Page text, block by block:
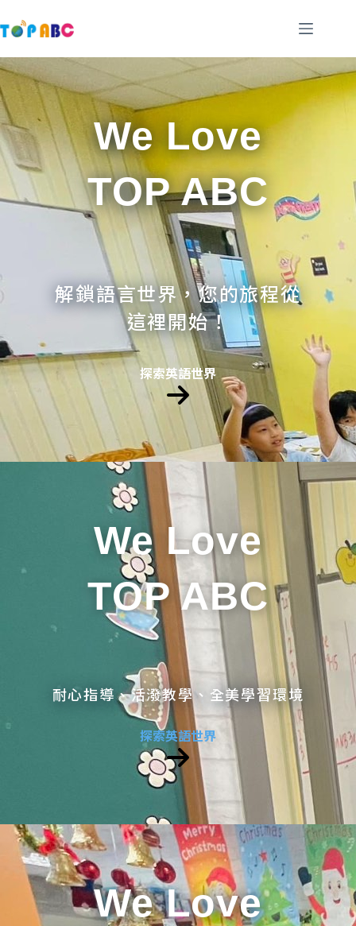
至
要
內
容
We Love
TOP ABC
解鎖語言世界，您的旅程從
這裡開始！
探索英語世界
We Love
TOP ABC
耐心指導、活潑教學、全美學習環境
探索英語世界
We Love